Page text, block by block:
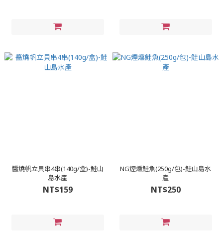
醬燒帆立貝串4串(140g/盒)-鮭山
島水產
NT$159
NG煙燻鮭魚(250g/包)-鮭山島水
產
NT$250